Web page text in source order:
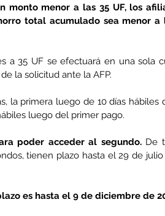
monto menor a las 35 UF, los
total acumulado sea menor a
a 35 UF se efectuará en una sola
la solicitud ante la AFP.
la primera luego de 10 días hábiles
luego del primer pago.
poder acceder al segundo. De
tienen plazo hasta el 29 de julio
es hasta el 9 de diciembre de